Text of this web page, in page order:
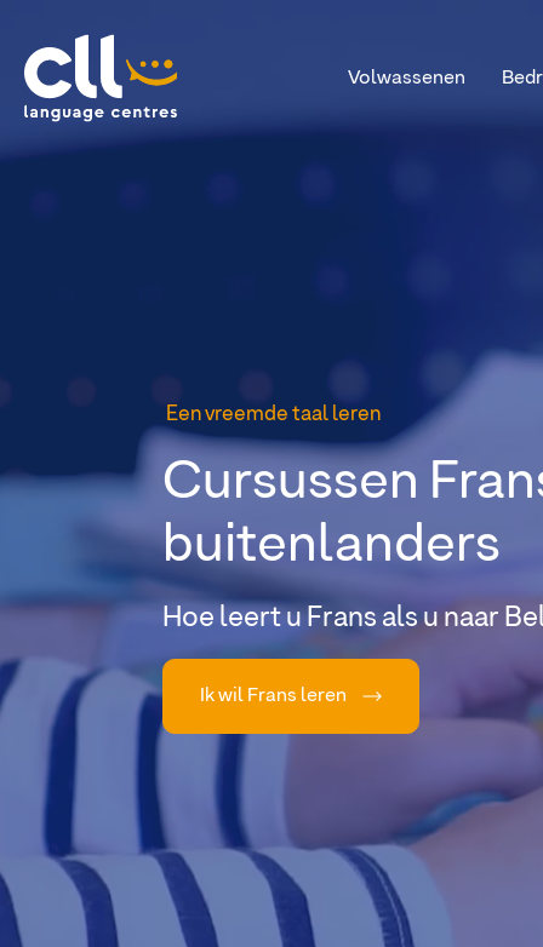
CLL
Volwassenen
Een vreemde taal leren
Cursussen
buitenlanders
Hoe leert u Frans als u naar
Ik wil Frans leren